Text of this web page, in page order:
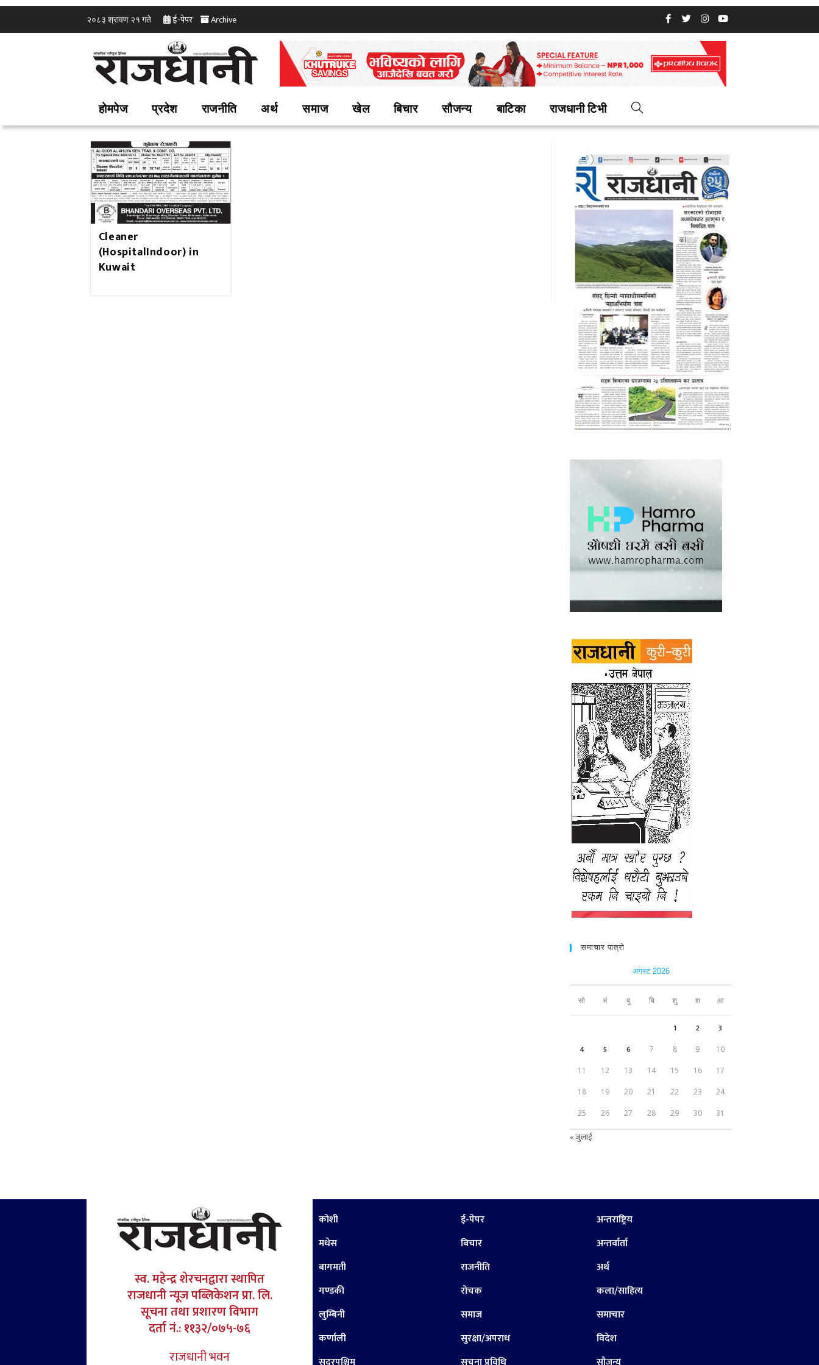
२०८३ श्रावण २१ गते ई-पेपर Archive
होमपेज प्रदेश राजनीति अर्थ समाज खेल बिचार सौजन्य बाटिका राजधानी टिभी
Cleaner
(HospitalIndoor) in
Kuwait
समाचार पात्रो
अगस्ट 2026
सो मं बु बि शु श आ
1 2
3
4
5 6 7 8 9 10
11 12 13 14 15 16 17
18 19 20 21 22 23 24
25 26 27 28 29 30 31
« जुलाई
स्व. महेन्द्र शेरचनद्वारा स्थापित
राजधानी न्यूज पब्लिकेशन प्रा. लि.
सूचना तथा प्रशारण विभाग
दर्ता नं.: ११३२/०७५-७६
राजधानी भवन
कोशी
मधेस
बागमती
गण्डकी
लुम्बिनी
कर्णाली
ई-पेपर
बिचार
राजनीति
रोचक
समाज
सुरक्षा/अपराध
अन्तराष्ट्रिय
अन्तर्वार्ता
अर्थ
कला/साहित्य
समाचार
विदेश